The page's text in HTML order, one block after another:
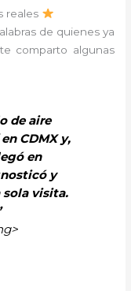
reales
de quienes ya
comparto algunas
de aire
CDMX y,
en
y
visita.